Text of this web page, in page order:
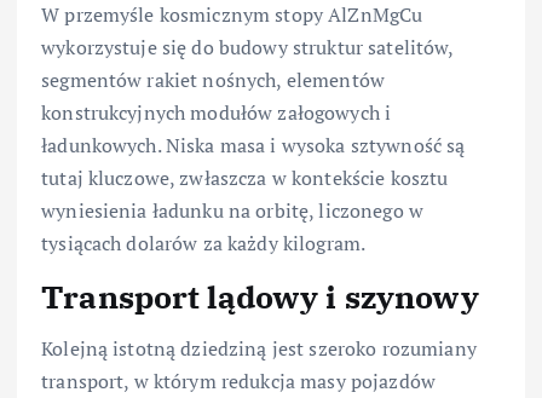
W przemyśle kosmicznym stopy AlZnMgCu
wykorzystuje się do budowy struktur satelitów,
segmentów rakiet nośnych, elementów
konstrukcyjnych modułów załogowych i
ładunkowych. Niska masa i wysoka sztywność są
tutaj kluczowe, zwłaszcza w kontekście kosztu
wyniesienia ładunku na orbitę, liczonego w
tysiącach dolarów za każdy kilogram.
Transport lądowy i szynowy
Kolejną istotną dziedziną jest szeroko rozumiany
transport, w którym redukcja masy pojazdów